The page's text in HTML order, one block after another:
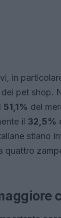
in
pet shop.
51,1% del
il 32,5%
stiano
quattro